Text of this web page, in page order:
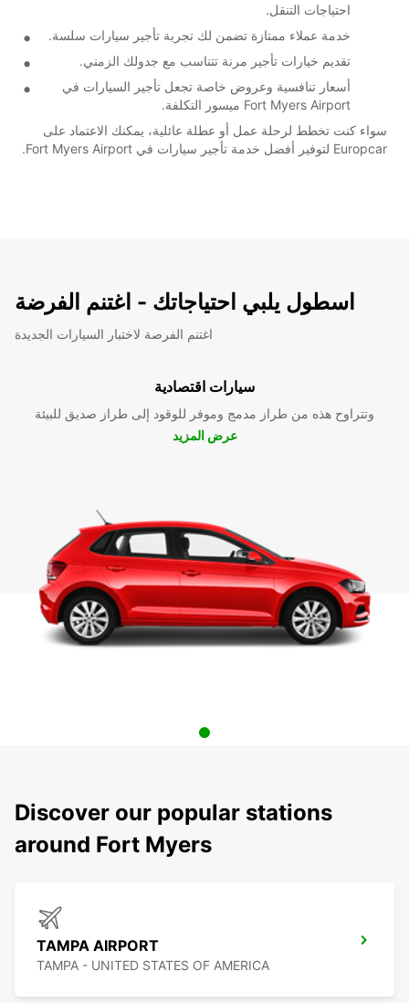
احتياجات التنقل.
خدمة عملاء ممتازة تضمن لك تجربة تأجير سيارات سلسة.
تقديم خيارات تأجير مرنة تتناسب مع جدولك الزمني.
أسعار تنافسية وعروض خاصة تجعل تأجير السيارات في
Fort Myers Airport ميسور التكلفة.
سواء كنت تخطط لرحلة عمل أو عطلة عائلية، يمكنك الاعتماد على
Europcar لتوفير أفضل خدمة تأجير سيارات في Fort Myers Airport.
اسطول يلبي احتياجاتك - اغتنم الفرضة
اغتنم الفرصة لاختبار السيارات الجديدة
سيارات اقتصادية
وتتراوح هذه من طراز مدمج وموفر للوقود إلى طراز صديق للبيئة
عرض المزيد
Discover our popular stations
around Fort Myers
TAMPA AIRPORT
TAMPA - UNITED STATES OF AMERICA